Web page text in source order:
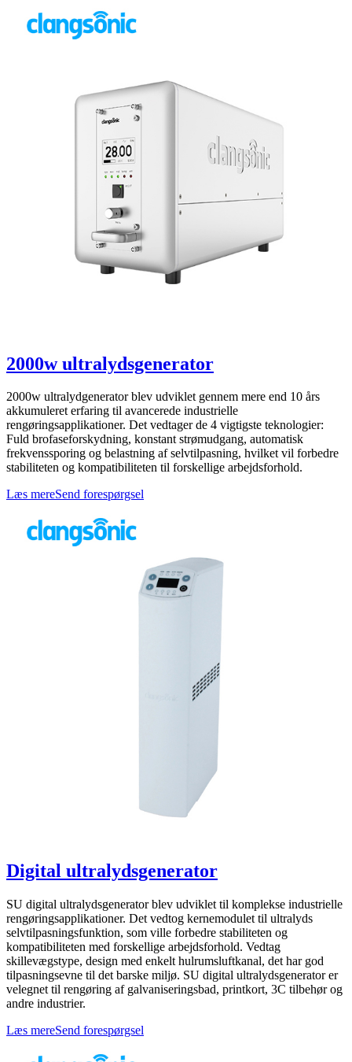
2000w ultralydsgenerator
2000w ultralydgenerator blev udviklet gennem mere end 10 års
akkumuleret erfaring til avancerede industrielle
rengøringsapplikationer. Det vedtager de 4 vigtigste teknologier:
Fuld brofaseforskydning, konstant strømudgang, automatisk
frekvenssporing og belastning af selvtilpasning, hvilket vil forbedre
stabiliteten og kompatibiliteten til forskellige arbejdsforhold.
Læs mereSend forespørgsel
Digital ultralydsgenerator
SU digital ultralydsgenerator blev udviklet til komplekse industrielle
rengøringsapplikationer. Det vedtog kernemodulet til ultralyds
selvtilpasningsfunktion, som ville forbedre stabiliteten og
kompatibiliteten med forskellige arbejdsforhold. Vedtag
skillevægstype, design med enkelt hulrumsluftkanal, det har god
tilpasningsevne til det barske miljø. SU digital ultralydsgenerator er
velegnet til rengøring af galvaniseringsbad, printkort, 3C tilbehør og
andre industrier.
Læs mereSend forespørgsel